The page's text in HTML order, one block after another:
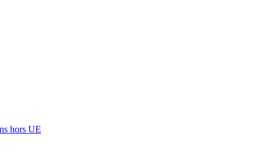
hors UE